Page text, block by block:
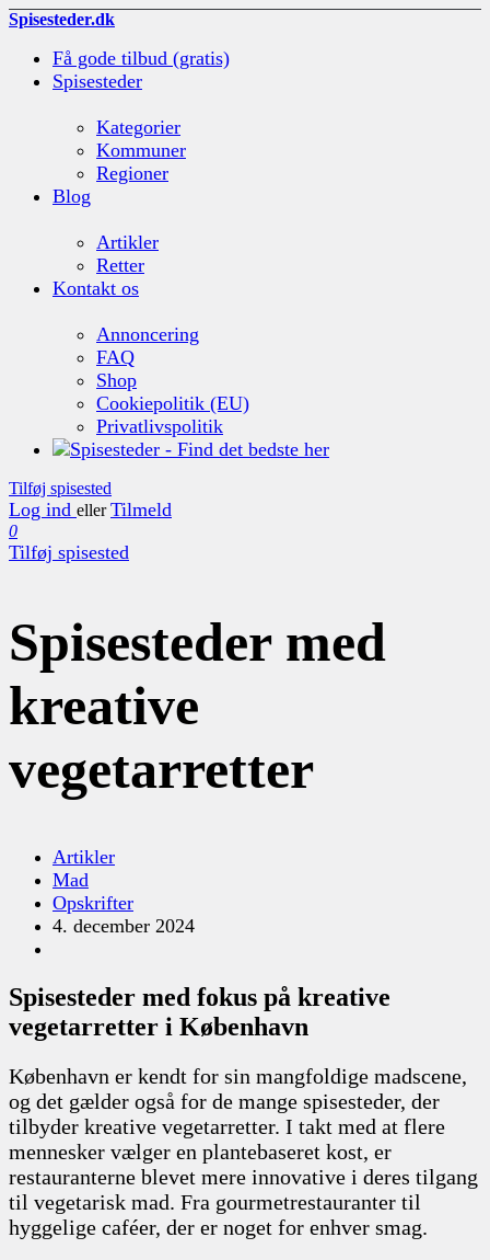
Spisesteder.dk
Få gode tilbud (gratis)
Spisesteder
Kategorier
Kommuner
Regioner
Blog
Artikler
Retter
Kontakt os
Annoncering
FAQ
Shop
Cookiepolitik (EU)
Privatlivspolitik
Tilføj spisested
Log ind eller Tilmeld
0
Tilføj spisested
Spisesteder med
kreative
vegetarretter
Artikler
Mad
Opskrifter
4. december 2024
Spisesteder med fokus på kreative
vegetarretter i København
København er kendt for sin mangfoldige madscene,
og det gælder også for de mange spisesteder, der
tilbyder kreative vegetarretter. I takt med at flere
mennesker vælger en plantebaseret kost, er
restauranterne blevet mere innovative i deres tilgang
til vegetarisk mad. Fra gourmetrestauranter til
hyggelige caféer, der er noget for enhver smag.